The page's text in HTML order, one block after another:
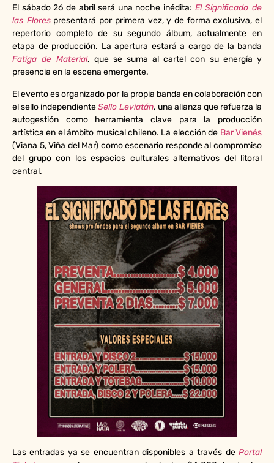
El sábado 26 de abril será una noche inédita: El Significado de
las Florespresentará por primera vez, y de forma exclusiva, el
repertorio completo de su segundo álbum, actualmente en
etapa de producción. La apertura estará a cargo de la banda
Fatiga de Material, que se suma al cartel con su energía y
presencia en la escena emergente.
El evento es organizado por la propia banda en colaboración con
el sello independienteSello Leviatán, una alianza que refuerza la
autogestión como herramienta clave para la producción
artística en el ámbito musical chileno. La elección de Bar Vienés
(Viana 5, Viña del Mar) como escenario responde al compromiso
del grupo con los espacios culturales alternativos del litoral
central.
Las entradas ya se encuentran disponibles a través de Portal